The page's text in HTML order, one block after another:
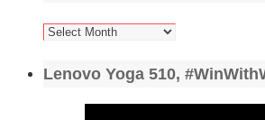
Arhiva
Lenovo Yoga 510,